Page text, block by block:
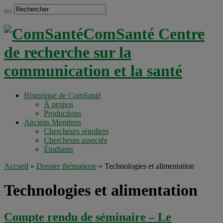
ComSanté Centre
de recherche sur la
communication et la santé
Historique de ComSanté
À propos
Productions
Anciens Membres
Chercheurs réguliers
Chercheurs associés
Étudiants
Accueil » Dossier thématique » Technologies et alimentation
Technologies et alimentation
Compte rendu de séminaire – Le